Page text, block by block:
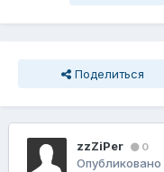
Поделиться
zzZiPer 0
Опубликовано